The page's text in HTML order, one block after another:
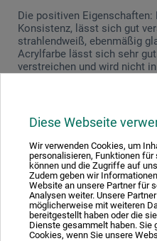
Diese Webseite
Wir verwenden Cookies, um
personalisieren, Funktionen für
können und die Zugriffe auf
Zudem geben wir
Website an unsere Partner für
Analysen weiter. Unsere
möglicherweise mit weiteren
bereitgestellt haben oder die
Dienste gesammelt haben. Sie
Cookies, wenn Sie unsere
Die positiven
Konsistenz, lässt sich gut
strahlendweiß, ebenmäßig
Acrylfarbe lässt sich sehr
verstreichen und wird nicht
Außerdem erinnert es mich
bzw. Acryl-Primer als ein
Gegensatz zu solchen
einen höheren Anteil an
Leichtspat, usw.), was die
saugfähiger und vor allem
Gesso ist das nicht der Fall.
die den Untergrund absperrt
Wer dem nachhelfen will,
Marmormehl untermischen.